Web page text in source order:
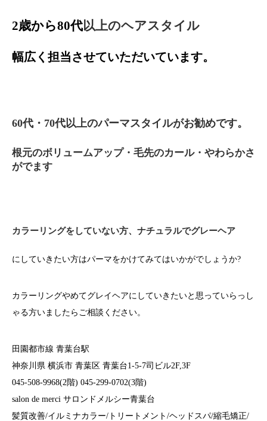
2歳から80代以上のヘアスタイル
幅広く担当させていただいています。
60代・70代以上のパーマスタイルがお勧めです。
根元のボリュームアップ・毛先のカール・やわらかさ
がでます
カラーリングをしていない方、ナチュラルでグレーヘア
にしていきたい方はパーマをかけてみてはいかがでしょうか?
カラーリングやめてグレイヘアにしていきたいと思っていらっし
ゃる方いましたらご相談ください。
田園都市線 青葉台駅
神奈川県 横浜市 青葉区 青葉台1-5-7司ビル2F,3F
045-508-9968(2階) 045-299-0702(3階)
salon de merci サロンドメルシー青葉台
髪質改善/イルミナカラー/トリートメント/ヘッドスパ/縮毛矯正/